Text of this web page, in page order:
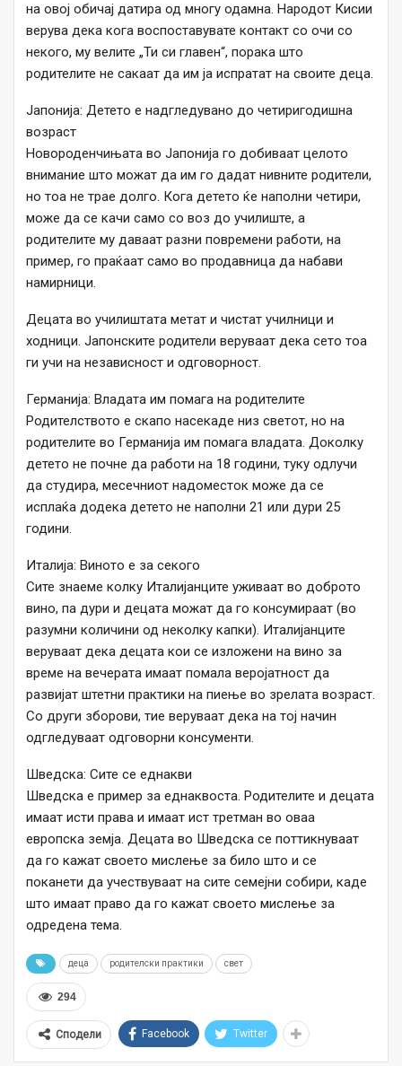
на овој обичај датира од многу одамна. Народот Кисии
верува дека кога воспоставувате контакт со очи со
некого, му велите „Ти си главен“, порака што
родителите не сакаат да им ја испратат на своите деца.
Јапонија: Детето е надгледувано до четиригодишна
возраст
Новороденчињата во Јапонија го добиваат целото
внимание што можат да им го дадат нивните родители,
но тоа не трае долго. Кога детето ќе наполни четири,
може да се качи само со воз до училиште, а
родителите му даваат разни повремени работи, на
пример, го праќаат само во продавница да набави
намирници.
Децата во училиштата метат и чистат училници и
ходници. Јапонските родители веруваат дека сето тоа
ги учи на независност и одговорност.
Германија: Владата им помага на родителите
Родителството е скапо насекаде низ светот, но на
родителите во Германија им помага владата. Доколку
детето не почне да работи на 18 години, туку одлучи
да студира, месечниот надоместок може да се
исплаќа додека детето не наполни 21 или дури 25
години.
Италија: Виното е за секого
Сите знаеме колку Италијанците уживаат во доброто
вино, па дури и децата можат да го консумираат (во
разумни количини од неколку капки). Италијанците
веруваат дека децата кои се изложени на вино за
време на вечерата имаат помала веројатност да
развијат штетни практики на пиење во зрелата возраст.
Со други зборови, тие веруваат дека на тој начин
одгледуваат одговорни консументи.
Шведска: Сите се еднакви
Шведска е пример за еднаквоста. Родителите и децата
имаат исти права и имаат ист третман во оваа
европска земја. Децата во Шведска се поттикнуваат
да го кажат своето мислење за било што и се
поканети да учествуваат на сите семејни собири, каде
што имаат право да го кажат своето мислење за
одредена тема.
деца родителски практики свет
294
Сподели Facebook Twitter